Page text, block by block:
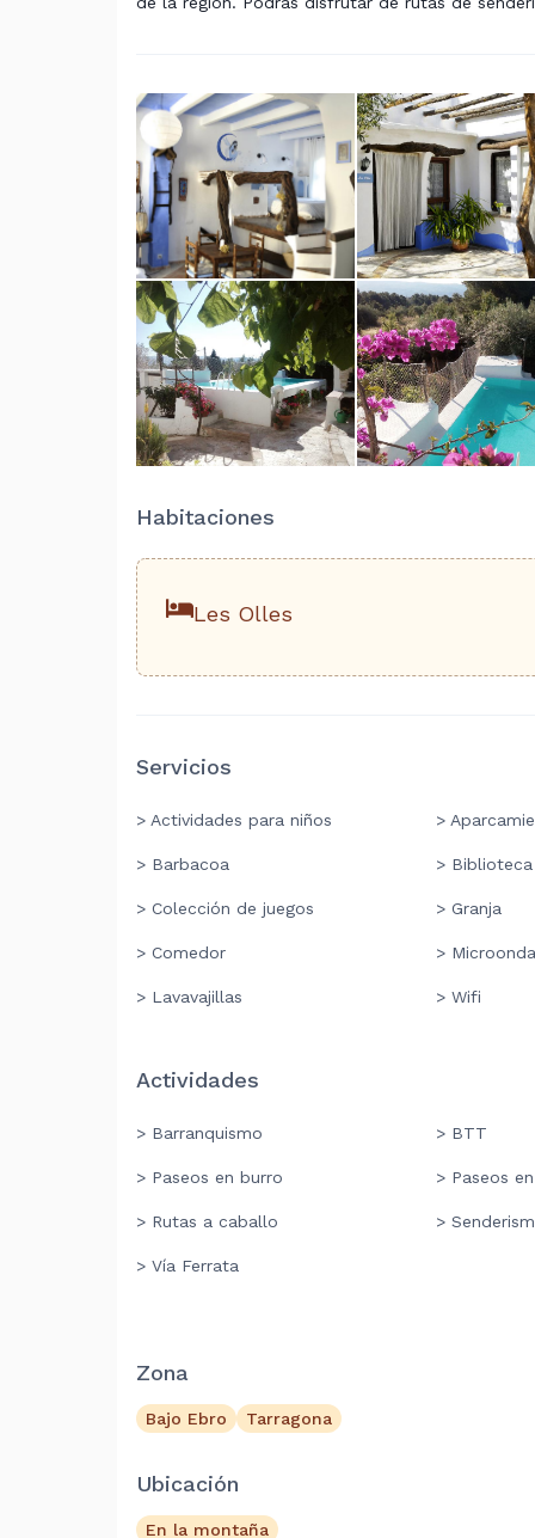
Habitaciones
Les Olles
Servicios
> Actividades para niños >
> Barbacoa > Biblioteca
> Colección de juegos > Granja
> Comedor >
> Lavavajillas > Wifi
Actividades
> Barranquismo > BTT
> Paseos en burro > Paseos
> Rutas a caballo >
> Vía Ferrata
Zona
Bajo Ebro Tarragona
Ubicación
En la montaña